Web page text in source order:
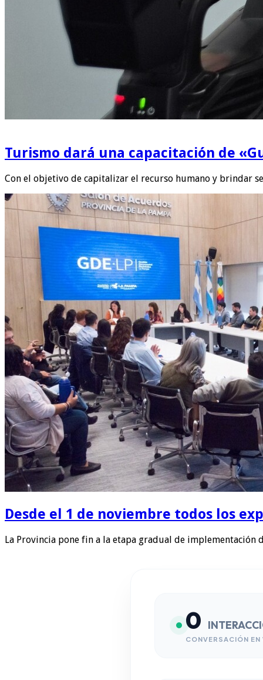
Turismo dará una capacitación de
Con el objetivo de capitalizar el recurso humano y brindar
Desde el 1 de noviembre todos los
La Provincia pone fin a la etapa gradual de implementación
0
CONVERSACIÓN EN